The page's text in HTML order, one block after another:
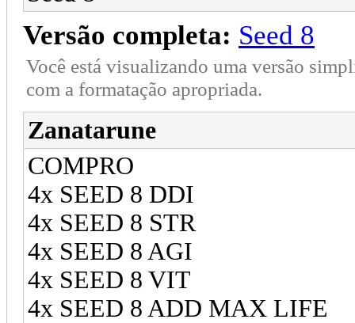
Versão completa: Seed 8
Você está visualizando uma versão
com a formatação apropriada.
Zanatarune
COMPRO
4x SEED 8 DDI
4x SEED 8 STR
4x SEED 8 AGI
4x SEED 8 VIT
4x SEED 8 ADD MAX LIFE